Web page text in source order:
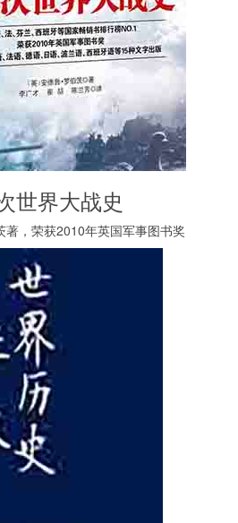
世界大战史
著，荣获2010年英国军事图书奖